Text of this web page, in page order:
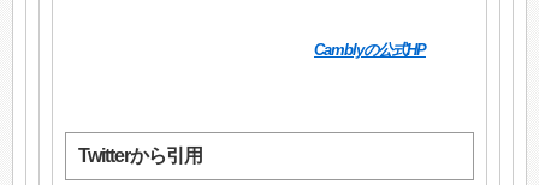
Camblyの公式HP
Twitterから引用